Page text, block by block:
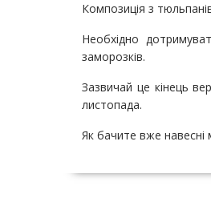
Композиція з
Необхідно
заморозків.
Зазвичай це кінець
листопада.
Як бачите вже